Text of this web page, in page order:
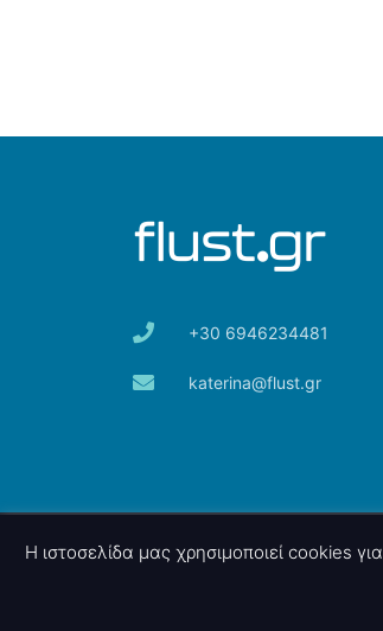
+30 6946234481
katerina@flust.gr
© 2026 nettings, ltd. All
Η ιστοσελίδα μας χρησιμοποιεί cookies